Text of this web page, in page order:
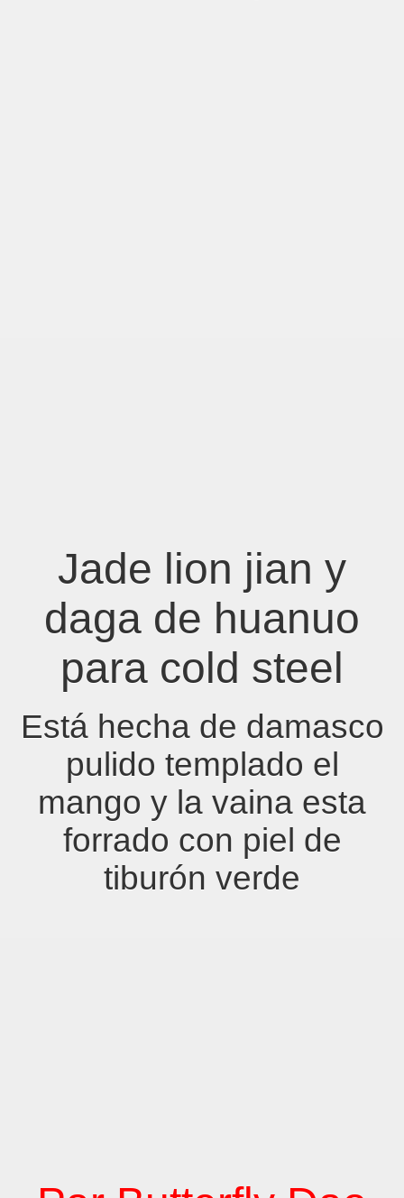
Jade lion jian y
daga de huanuo
para cold steel
Está hecha de damasco
pulido templado el
mango y la vaina esta
forrado con piel de
tiburón verde